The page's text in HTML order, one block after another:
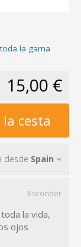
la gama
15,00 €
cesta
desde Spain
Esconder
la vida,
ojos